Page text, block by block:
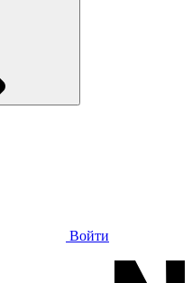
Войти